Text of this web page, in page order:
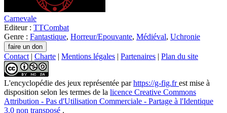
Carnevale
Editeur : TTCombat
Genre : Fantastique, Horreur/Epouvante, Médiéval, Uchronie
Contact | Charte | Mentions légales | Partenaires | Plan du site
L'encyclopédie des jeux représentée parhttps://g-fig.frest mise à
disposition selon les termes de la licence Creative Commons
Attribution - Pas d'Utilisation Commerciale - Partage à l'Identique
3.0 non transposé .